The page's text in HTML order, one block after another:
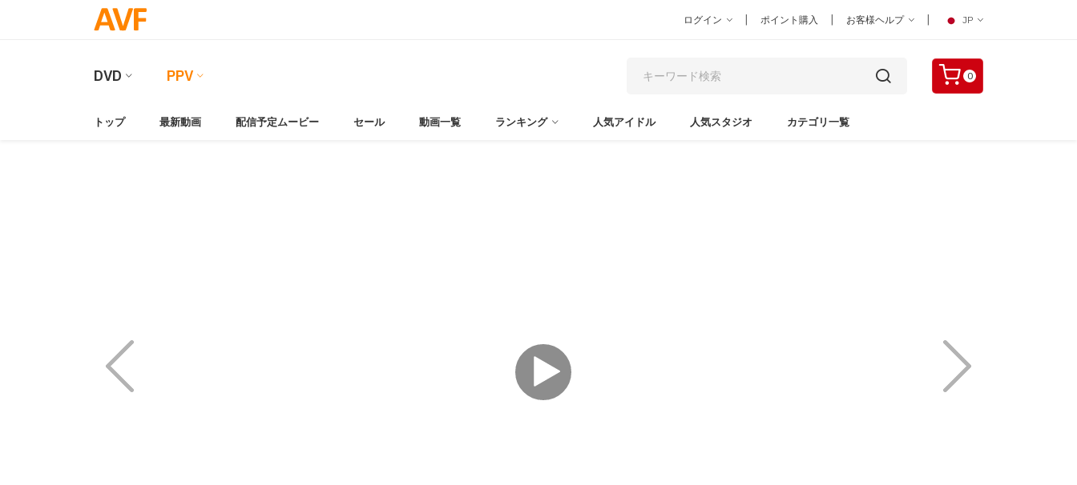
ログイン | ポイント購入 | お客様ヘルプ | JP
DVD PPV 0
トップ 最新動画 配信予定ムービー セール 動画一覧 ランキング 人気アイドル 人気スタジオ カテゴリ一覧